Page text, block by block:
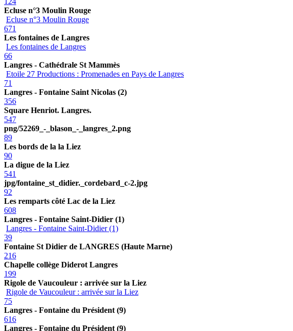
Ecluse n°3 Moulin Rouge
Ecluse n°3 Moulin Rouge
671
Les fontaines de Langres
Les fontaines de Langres
66
Langres - Cathédrale St Mammès
Etoile 27 Productions : Promenades en Pays de Langres
71
Langres - Fontaine Saint Nicolas (2)
356
Square Henriot. Langres.
547
png/52269_-_blason_-_langres_2.png
89
Les bords de la la Liez
90
La digue de la Liez
541
jpg/fontaine_st_didier._cordebard_c-2.jpg
92
Les remparts côté Lac de la Liez
608
Langres - Fontaine Saint-Didier (1)
Langres - Fontaine Saint-Didier (1)
39
Fontaine St Didier de LANGRES (Haute Marne)
216
Chapelle collège Diderot Langres
199
Rigole de Vaucouleur : arrivée sur la Liez
Rigole de Vaucouleur : arrivée sur la Liez
75
Langres - Fontaine du Président (9)
616
Langres - Fontaine du Président (9)